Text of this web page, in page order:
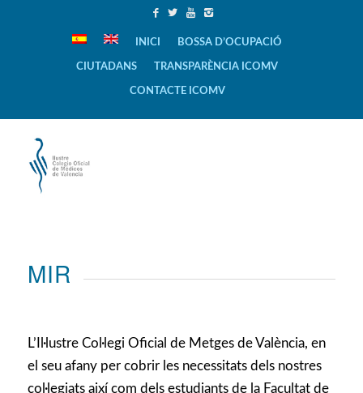
INICI BOSSA D’OCUPACIÓ
CIUTADANS TRANSPARÈNCIA ICOMV
CONTACTE ICOMV
MIR
L’Il·lustre Col·legi Oficial de Metges de València, en
el seu afany per cobrir les necessitats dels nostres
col·legiats així com dels estudiants de la Facultat de